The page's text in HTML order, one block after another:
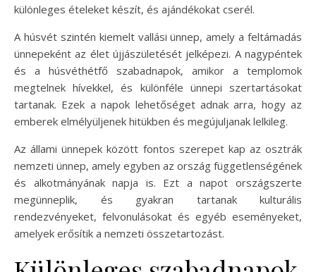
különleges ételeket készít, és ajándékokat cserél.
A húsvét szintén kiemelt vallási ünnep, amely a feltámadás
ünnepeként az élet újjászületését jelképezi. A nagypéntek
és a húsvéthétfő szabadnapok, amikor a templomok
megtelnek hívekkel, és különféle ünnepi szertartásokat
tartanak. Ezek a napok lehetőséget adnak arra, hogy az
emberek elmélyüljenek hitükben és megújuljanak lelkileg.
Az állami ünnepek között fontos szerepet kap az osztrák
nemzeti ünnep, amely egyben az ország függetlenségének
és alkotmányának napja is. Ezt a napot országszerte
megünneplik, és gyakran tartanak kulturális
rendezvényeket, felvonulásokat és egyéb eseményeket,
amelyek erősítik a nemzeti összetartozást.